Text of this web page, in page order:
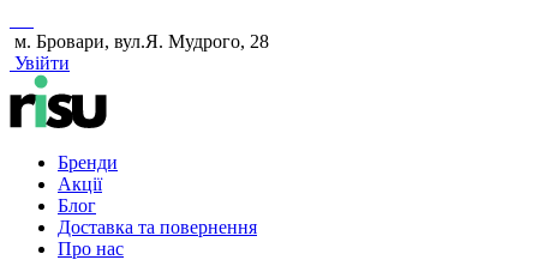
м. Бровари, вул.Я. Мудрого, 28
Увійти
Бренди
Акції
Блог
Доставка та повернення
Про нас